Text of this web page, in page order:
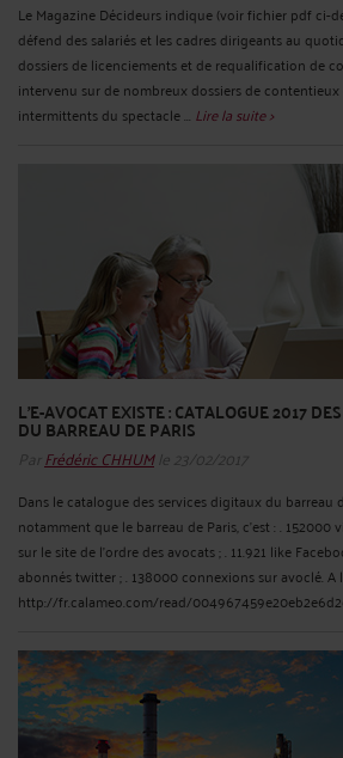
Le Magazine Décideurs indique (voir fichier pdf ci-
défend des salariés et les cadres dirigeants au
dossiers de licenciements et de requalification de
intervenu sur de nombreux dossiers de
intermittents du spectacle ... Lire la suite >
L’E-AVOCAT EXISTE : CATALOGUE 2017
DU BARREAU DE PARIS
Par Frédéric CHHUMle 23/02/2017
Dans le catalogue des services digitaux du barreau
notamment que le barreau de Paris, c’est : .
sur le site de l’ordre des avocats ; . 11.921 like
abonnés twitter ; . 138000 connexions sur avoclé. A
http://fr.calameo.com/read/